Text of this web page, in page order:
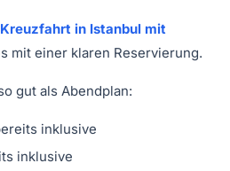
in Istanbul mit
mit einer klaren Reservierung.
gut als Abendplan:
inklusive
inklusive